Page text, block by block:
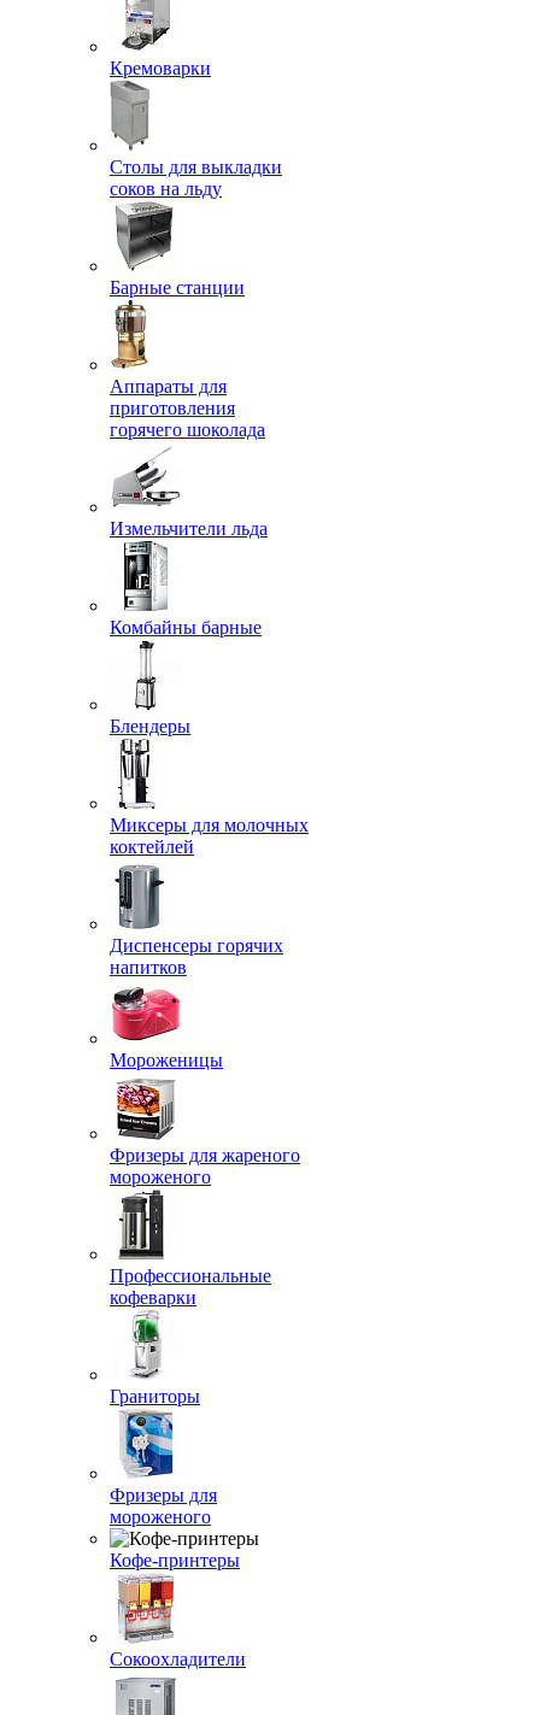
Кремоварки
Столы для выкладки
соков на льду
Барные станции
Аппараты для
приготовления
горячего шоколада
Измельчители льда
Комбайны барные
Блендеры
Миксеры для молочных
коктейлей
Диспенсеры горячих
напитков
Мороженицы
Фризеры для жареного
мороженого
Профессиональные
кофеварки
Граниторы
Фризеры для
мороженого
Кофе-принтеры
Сокоохладители